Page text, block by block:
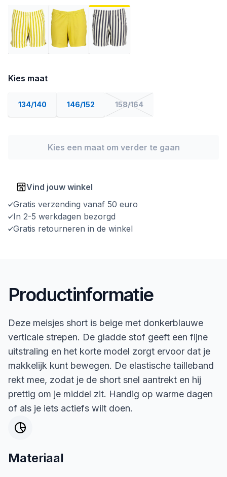
Kies maat
134/140 146/152 158/164
Kies een maat om verder te gaan
Vind jouw winkel
Gratis verzending vanaf 50 euro
In 2-5 werkdagen bezorgd
Gratis retourneren in de winkel
Productinformatie
Deze meisjes short is beige met donkerblauwe
verticale strepen. De gladde stof geeft een fijne
uitstraling en het korte model zorgt ervoor dat je
makkelijk kunt bewegen. De elastische tailleband
rekt mee, zodat je de short snel aantrekt en hij
prettig om je middel zit. Handig op warme dagen
of als je iets actiefs wilt doen.
Materiaal